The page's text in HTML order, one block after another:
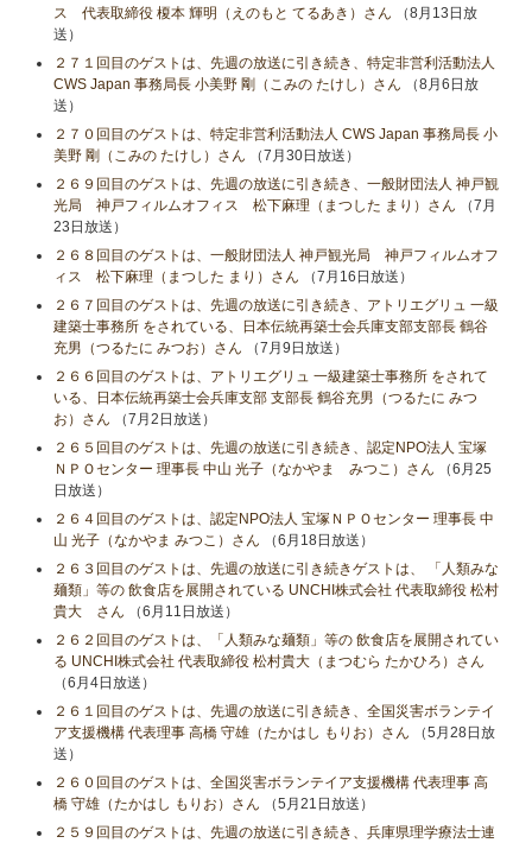
ス 代表取締役 榎本 輝明（えのもと てるあき）さん （8月13日放
送）
２７１回目のゲストは、先週の放送に引き続き、特定非営利活動法人
CWS Japan 事務局長 小美野 剛（こみの たけし）さん （8月6日放
送）
２７０回目のゲストは、特定非営利活動法人 CWS Japan 事務局長 小
美野 剛（こみの たけし）さん （7月30日放送）
２６９回目のゲストは、先週の放送に引き続き、一般財団法人 神戸観
光局 神戸フィルムオフィス 松下麻理（まつした まり）さん （7月
23日放送）
２６８回目のゲストは、一般財団法人 神戸観光局 神戸フィルムオフ
ィス 松下麻理（まつした まり）さん （7月16日放送）
２６７回目のゲストは、先週の放送に引き続き、アトリエグリュ 一級
建築士事務所 をされている、日本伝統再築士会兵庫支部支部長 鶴谷
充男（つるたに みつお）さん （7月9日放送）
２６６回目のゲストは、アトリエグリュ 一級建築士事務所 をされて
いる、日本伝統再築士会兵庫支部 支部長 鶴谷充男（つるたに みつ
お）さん （7月2日放送）
２６５回目のゲストは、先週の放送に引き続き、認定NPO法人 宝塚
ＮＰＯセンター 理事長 中山 光子（なかやま みつこ）さん （6月25
日放送）
２６４回目のゲストは、認定NPO法人 宝塚ＮＰＯセンター 理事長 中
山 光子（なかやま みつこ）さん （6月18日放送）
２６３回目のゲストは、先週の放送に引き続きゲストは、 「人類みな
麺類」等の 飲食店を展開されている UNCHI株式会社 代表取締役 松村
貴大 さん （6月11日放送）
２６２回目のゲストは、「人類みな麺類」等の 飲食店を展開されてい
る UNCHI株式会社 代表取締役 松村貴大（まつむら たかひろ）さん
（6月4日放送）
２６１回目のゲストは、先週の放送に引き続き、全国災害ボランテイ
ア支援機構 代表理事 高橋 守雄（たかはし もりお）さん （5月28日放
送）
２６０回目のゲストは、全国災害ボランテイア支援機構 代表理事 高
橋 守雄（たかはし もりお）さん （5月21日放送）
２５９回目のゲストは、先週の放送に引き続き、兵庫県理学療法士連